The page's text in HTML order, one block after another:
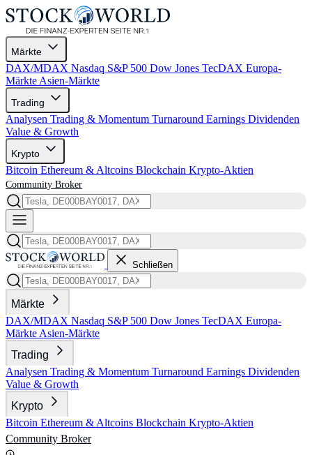
Märkte
DAX/MDAX Nasdaq S&P 500 Dow Jones TecDAX Europa-
Märkte Asien-Märkte
Trading
Analysen Trading & Momentum Turnaround Earnings Dividenden
Value & Growth
Krypto
Bitcoin Ethereum & Altcoins Blockchain Krypto-Aktien
Community Broker
Schließen
Märkte
DAX/MDAX Nasdaq S&P 500 Dow Jones TecDAX Europa-
Märkte Asien-Märkte
Trading
Analysen Trading & Momentum Turnaround Earnings Dividenden
Value & Growth
Krypto
Bitcoin Ethereum & Altcoins Blockchain Krypto-Aktien
Community Broker